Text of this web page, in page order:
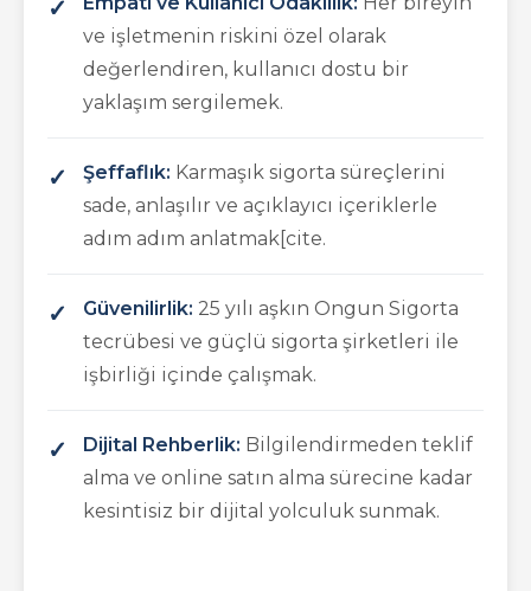
ve işletmenin riskini özel olarak
değerlendiren, kullanıcı dostu bir
yaklaşım sergilemek.
Şeffaflık: Karmaşık sigorta süreçlerini
sade, anlaşılır ve açıklayıcı içeriklerle
adım adım anlatmak[cite.
Güvenilirlik: 25 yılı aşkın Ongun Sigorta
tecrübesi ve güçlü sigorta şirketleri ile
işbirliği içinde çalışmak.
Dijital Rehberlik: Bilgilendirmeden teklif
alma ve online satın alma sürecine kadar
kesintisiz bir dijital yolculuk sunmak.